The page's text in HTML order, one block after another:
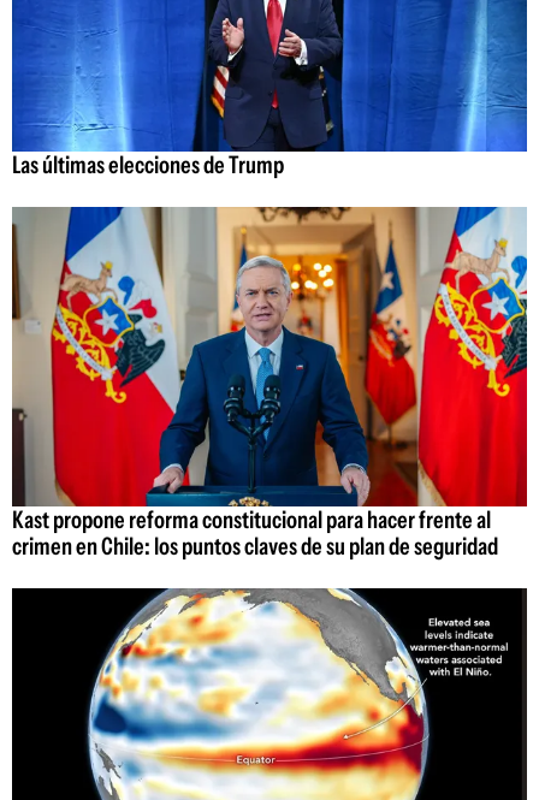
Las últimas elecciones de Trump
Kast propone reforma constitucional para hacer frente al
crimen en Chile: los puntos claves de su plan de seguridad